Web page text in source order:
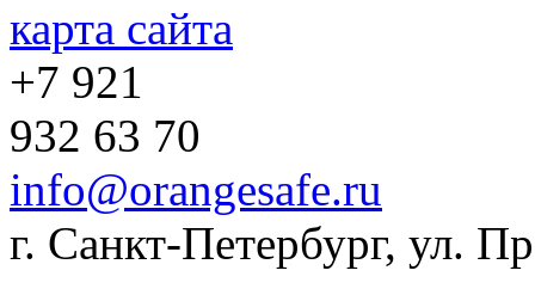
карта сайта
+7 921
932 63 70
info@orangesafe.ru
г. Санкт-Петербург, ул.